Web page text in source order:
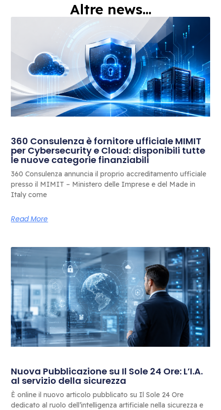
Altre news...
360 Consulenza è fornitore ufficiale MIMIT
per Cybersecurity e Cloud: disponibili tutte
le nuove categorie finanziabili
360 Consulenza annuncia il proprio accreditamento ufficiale
presso il MIMIT – Ministero delle Imprese e del Made in
Italy come
Read More
Nuova Pubblicazione su Il Sole 24 Ore: L’I.A.
al servizio della sicurezza
È online il nuovo articolo pubblicato su Il Sole 24 Ore
dedicato al ruolo dell’intelligenza artificiale nella sicurezza e